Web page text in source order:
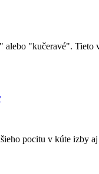
"kučeravé". Tieto
pocitu v kúte izby